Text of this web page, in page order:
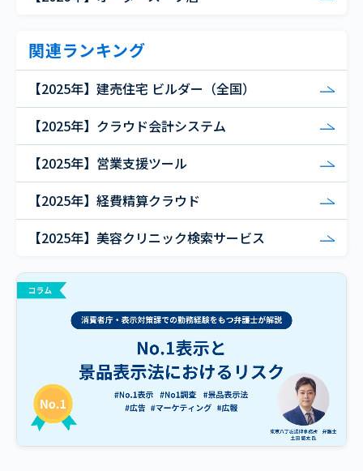
関連ランキング
【2025年】建売住宅 ビルダー（全国）
【2025年】クラウド会計システム
【2025年】営業支援ツール
【2025年】経費精算クラウド
【2025年】美容クリニック検索サービス